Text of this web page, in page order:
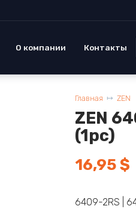
О компании Контакты
Главная ZEN
ZEN
(1pc)
16,95$
6409-2RS |